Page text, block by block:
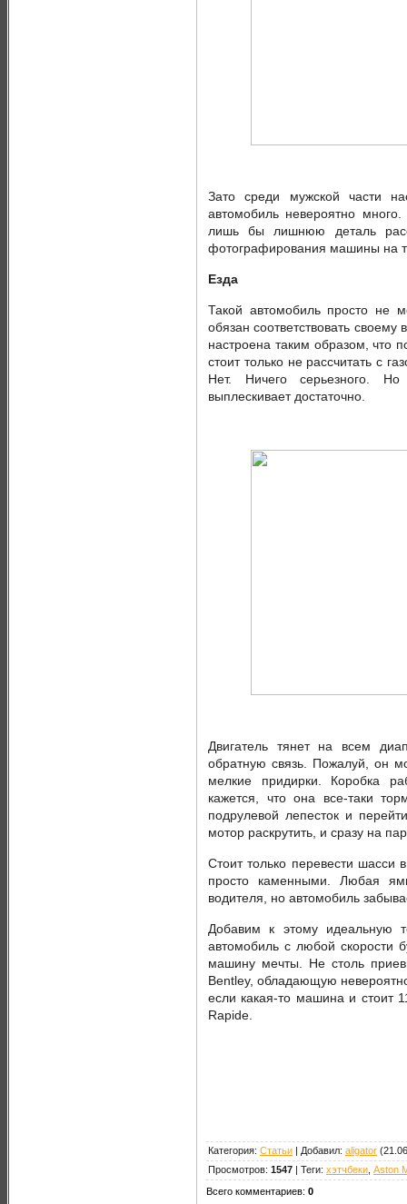
Зато среди мужской части
автомобиль невероятно
лишь бы лишнюю деталь
фотографирования машины на
Езда
Такой автомобиль просто не
обязан соответствовать
настроена таким образом, что
стоит только не рассчитать с
Нет. Ничего серьезного.
выплескивает достаточно.
Двигатель тянет на всем
обратную связь. Пожалуй, он
мелкие придирки. Коробка
кажется, что она все-таки
подрулевой лепесток и
мотор раскрутить, и сразу на
Стоит только перевести шасси
просто каменными. Любая
водителя, но автомобиль
Добавим к этому идеальную
автомобиль с любой скорости
машину мечты. Не столь
Bentley, обладающую
если какая-то машина и стоит
Rapide.
Категория: Статьи | Добавил: aligator
Просмотров: 1547 | Теги: хэтчбеки Aston
Всего комментариев: 0